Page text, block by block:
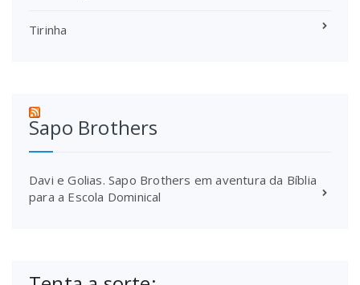
Tirinha
Sapo Brothers
Davi e Golias. Sapo Brothers em aventura da Bíblia
para a Escola Dominical